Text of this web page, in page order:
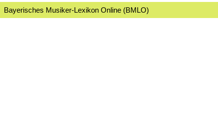
Bayerisches Musiker-Lexikon Online (BMLO)